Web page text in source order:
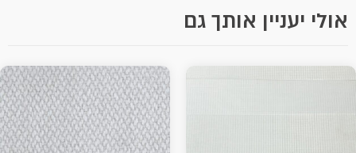
אולי יעניין אותך גם